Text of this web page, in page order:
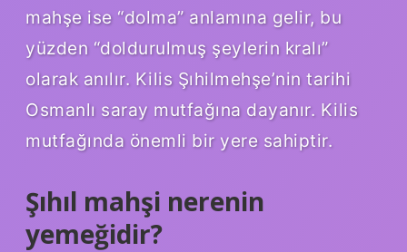
mahşe ise “dolma” anlamına gelir, bu
yüzden “doldurulmuş şeylerin kralı”
olarak anılır. Kilis Şıhilmehşe’nin tarihi
Osmanlı saray mutfağına dayanır. Kilis
mutfağında önemli bir yere sahiptir.
Şıhıl mahşi nerenin
yemeğidir?